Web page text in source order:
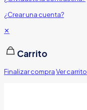
¿Crear una cuenta?
✕
Carrito
Finalizar compraVer carrito